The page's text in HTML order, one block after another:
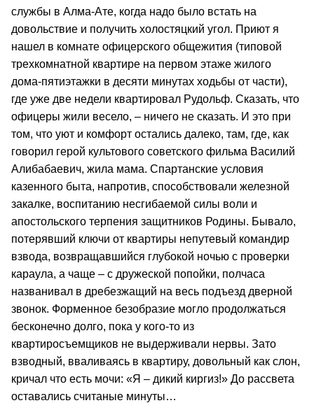
службы в Алма-Ате, когда надо было встать на
довольствие и получить холостяцкий угол. Приют я
нашел в комнате офицерского общежития (типовой
трехкомнатной квартире на первом этаже жилого
дома-пятиэтажки в десяти минутах ходьбы от части),
где уже две недели квартировал Рудольф. Сказать, что
офицеры жили весело, – ничего не сказать. И это при
том, что уют и комфорт остались далеко, там, где, как
говорил герой культового советского фильма Василий
Алибабаевич, жила мама. Спартанские условия
казенного быта, напротив, способствовали железной
закалке, воспитанию несгибаемой силы воли и
апостольского терпения защитников Родины. Бывало,
потерявший ключи от квартиры непутевый командир
взвода, возвращавшийся глубокой ночью с проверки
караула, а чаще – с дружеской попойки, полчаса
названивал в дребезжащий на весь подъезд дверной
звонок. Форменное безобразие могло продолжаться
бесконечно долго, пока у кого-то из
квартиросъемщиков не выдерживали нервы. Зато
взводный, вваливаясь в квартиру, довольный как слон,
кричал что есть мочи: «Я – дикий киргиз!» До рассвета
оставались считаные минуты…